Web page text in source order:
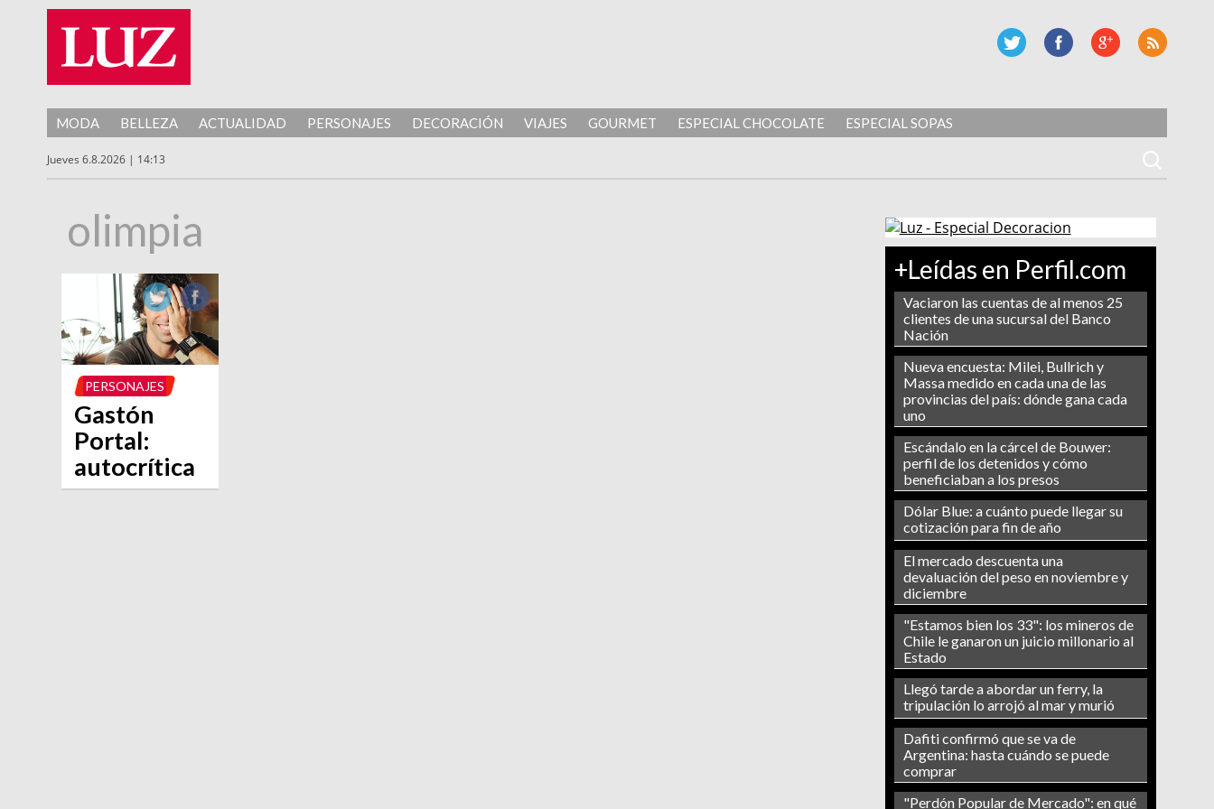
MODA BELLEZA ACTUALIDAD PERSONAJES DECORACIÓN VIAJES GOURMET ESPECIAL CHOCOLATE ESPECIAL SOPAS
Jueves 6.8.2026 | 14:13
+Leídas en Perfil.com
Vaciaron las cuentas de al menos 25
clientes de una sucursal del Banco
Nación
Nueva encuesta: Milei, Bullrich y
Massa medido en cada una de las
provincias del país: dónde gana cada
uno
Escándalo en la cárcel de Bouwer:
perfil de los detenidos y cómo
beneficiaban a los presos
Dólar Blue: a cuánto puede llegar su
cotización para fin de año
El mercado descuenta una
devaluación del peso en noviembre y
diciembre
"Estamos bien los 33": los mineros de
Chile le ganaron un juicio millonario al
Estado
Llegó tarde a abordar un ferry, la
tripulación lo arrojó al mar y murió
Dafiti confirmó que se va de
Argentina: hasta cuándo se puede
comprar
"Perdón Popular de Mercado": en qué
olimpia
PERSONAJES
Gastón
Portal:
autocrítica